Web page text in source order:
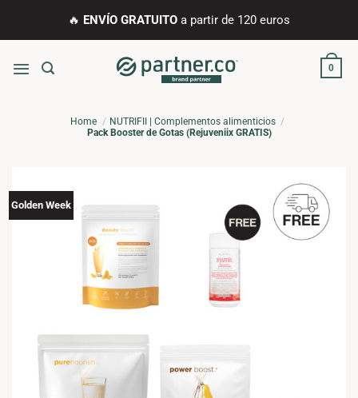
🔥 ENVÍO GRATUITO a partir de 120 euros
0
Home
NUTRIFII | Complementos alimenticios
Pack Booster de Gotas (Rejuveniix GRATIS)
Golden Week